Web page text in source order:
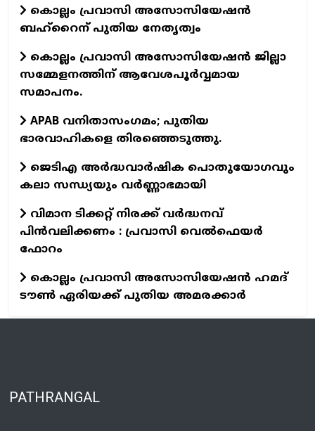
കൊല്ലം പ്രവാസി അസോസിയേഷന്‍
ബഹ്‌റൈന് പുതിയ നേതൃത്വം
കൊല്ലം പ്രവാസി അസോസിയേഷന്‍ ജില്ലാ
സമ്മേളനത്തിന് ആവേശപൂര്‍വ്വമായ
സമാപനം.
APAB വനിതാസംഗമം; പുതിയ
ഭാരവാഹികളെ തിരഞ്ഞെടുത്തു.
ജെടിഎ അര്‍ദ്ധവാര്‍ഷിക പൊതുയോഗവും
കലാ സന്ധ്യയും വര്‍ണ്ണാഭമായി
വിമാന ടിക്കറ്റ് നിരക്ക് വർദ്ധനവ്
പിൻവലിക്കണം : പ്രവാസി വെൽഫെയർ
ഫോറം
കൊല്ലം പ്രവാസി അസോസിയേഷന്‍ ഹമദ്
ടൗണ്‍ ഏരിയക്ക് പുതിയ അമരക്കാര്‍
PATHRANGAL